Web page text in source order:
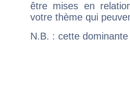
être mises en
votre thème qui
N.B. : cette